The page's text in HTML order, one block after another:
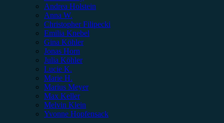
Andrea Holstein
Anna W.
Christopher Filipecki
Emilia Knebel
Gina Köhler
Jonas Horn
Julia Köhler
Lucie K.
Marie H.
Marius Meyer
Max Keller
Melvin Klein
Yvonne Hopfensack